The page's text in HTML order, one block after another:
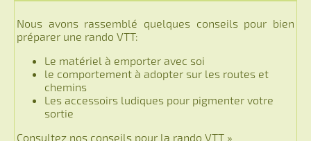
Nous avons rassemblé quelques conseils pour bien
préparer une rando VTT:
Le matériel à emporter avec soi
le comportement à adopter sur les routes et
chemins
Les accessoirs ludiques pour pigmenter votre
sortie
Consultez nos conseils pour la rando VTT »